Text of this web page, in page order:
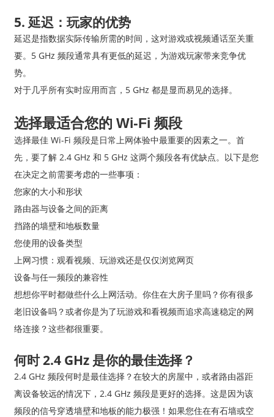
5. 延迟：玩家的优势
延迟是指数据实际传输所需的时间，这对游戏或视频通话至关重
要。5 GHz 频段通常具有更低的延迟，为游戏玩家带来竞争优
势。
对于几乎所有实时应用而言，5 GHz 都是显而易见的选择。
选择最适合您的 Wi-Fi 频段
选择最佳 Wi-Fi 频段是日常上网体验中最重要的因素之一。首
先，要了解 2.4 GHz 和 5 GHz 这两个频段各有优缺点。以下是您
在决定之前需要考虑的一些事项：
您家的大小和形状
路由器与设备之间的距离
挡路的墙壁和地板数量
您使用的设备类型
上网习惯：观看视频、玩游戏还是仅仅浏览网页
设备与任一频段的兼容性
想想你平时都做些什么上网活动。你住在大房子里吗？你有很多
老旧设备吗？或者你是为了玩游戏和看视频而追求高速稳定的网
络连接？这些都很重要。
何时 2.4 GHz 是你的最佳选择？
2.4 GHz 频段何时是最佳选择？在较大的房屋中，或者路由器距
离设备较远的情况下，2.4 GHz 频段是更好的选择。这是因为该
频段的信号穿透墙壁和地板的能力极强！如果您住在有石墙或空